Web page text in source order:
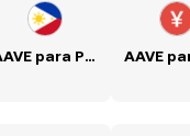
AAVE para PHP